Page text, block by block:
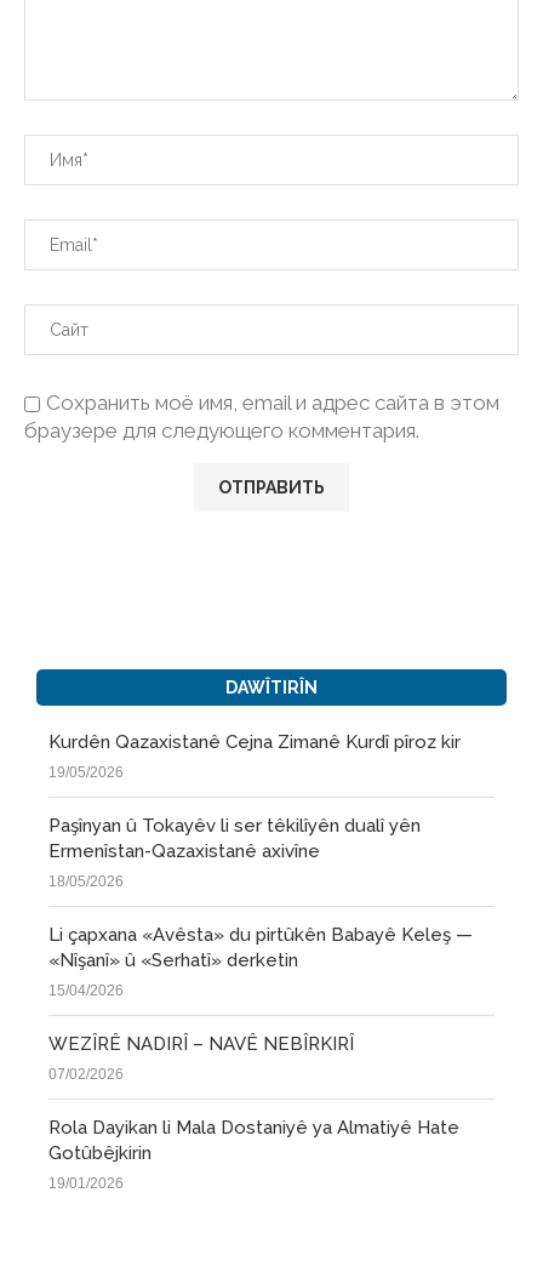
Сохранить моё имя, email и адрес сайта в этом
браузере для следующего комментария.
DAWÎTIRÎN
Kurdên Qazaxistanê Cejna Zimanê Kurdî pîroz kir
19/05/2026
Paşînyan û Tokayêv li ser têkilîyên dualî yên
Ermenîstan-Qazaxistanê axivîne
18/05/2026
Li çapxana «Avêsta» du pirtûkên Babayê Keleş —
«Nîşanî» û «Serhatî» derketin
15/04/2026
WEZÎRÊ NADIRÎ – NAVÊ NEBÎRKIRÎ
07/02/2026
Rola Dayikan li Mala Dostaniyê ya Almatiyê Hate
Gotûbêjkirin
19/01/2026